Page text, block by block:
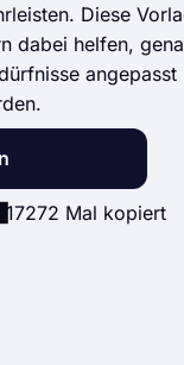
Diese
dabei helfen,
angepasst
17272 Mal kopiert